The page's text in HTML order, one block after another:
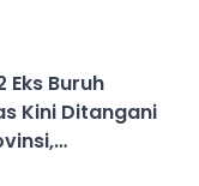
Eks Buruh
Kini Ditangani
Terus